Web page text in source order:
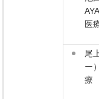
医
尾
ー
療